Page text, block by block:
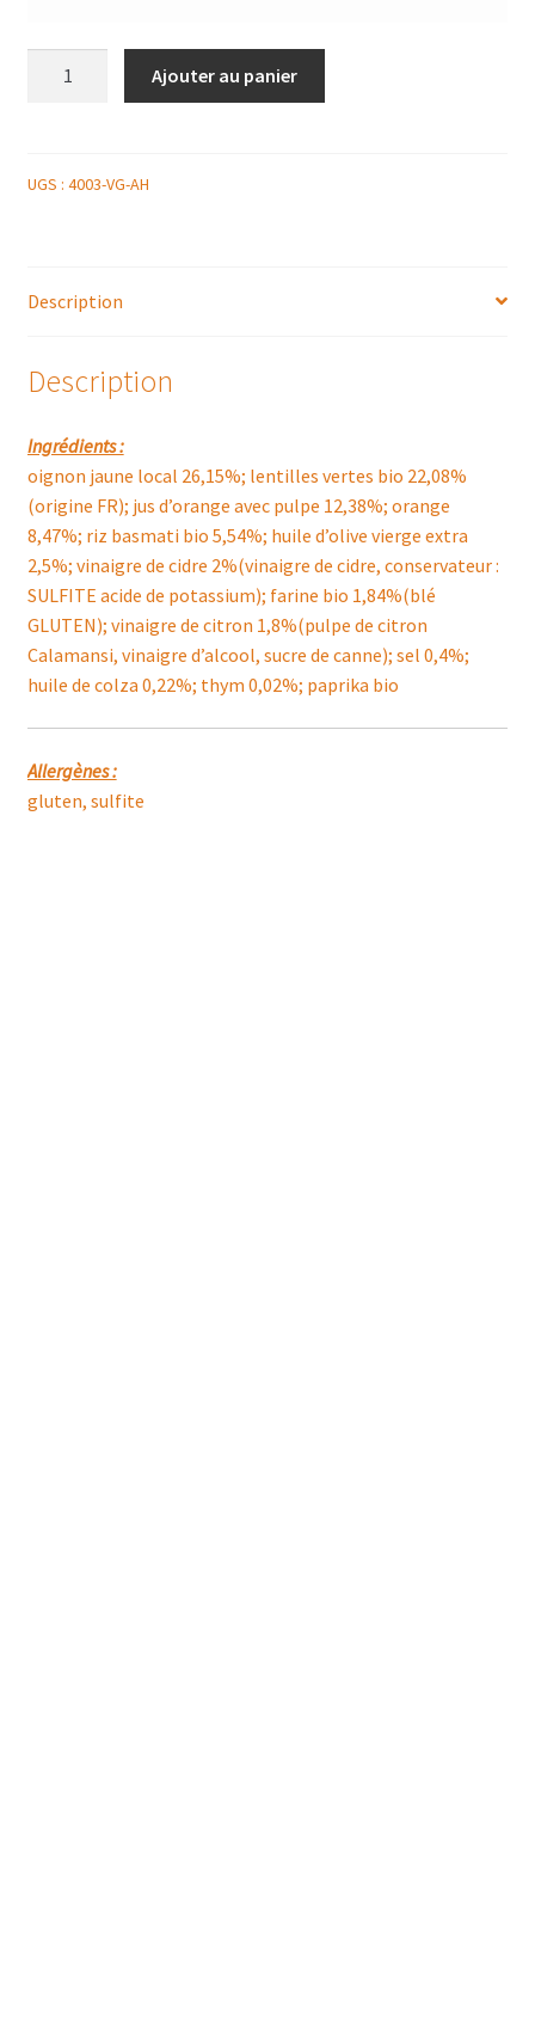
CÉRÉALES,
ORANGE
Ajouter au panier
UGS : 4003-VG-AH
Description
Description
Ingrédients :
oignon jaune local 26,15%; lentilles vertes bio 22,08%
(origine FR); jus d’orange avec pulpe 12,38%; orange
8,47%; riz basmati bio 5,54%; huile d’olive vierge extra
2,5%; vinaigre de cidre 2%(vinaigre de cidre, conservateur :
SULFITE acide de potassium); farine bio 1,84%(blé
GLUTEN); vinaigre de citron 1,8%(pulpe de citron
Calamansi, vinaigre d’alcool, sucre de canne); sel 0,4%;
huile de colza 0,22%; thym 0,02%; paprika bio
Allergènes :
gluten, sulfite